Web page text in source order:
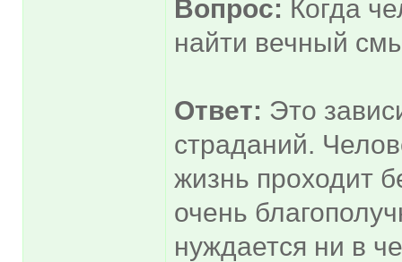
Вопрос: Когда
найти вечный
Ответ: Это
страданий.
жизнь проходит
очень
нуждается ни в